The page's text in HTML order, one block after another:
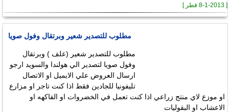
[ 8-1-2013 قطر ]
مطلوب للتصدير شعير وبرتقال وفول صويا
مطلوب للتصدير شعير (علف ) وبرتقال
وفول صويا لتصدير الي هولندا والسويد ارجو
ارسال العروض علي الايميل او الاتصال
تليفونيا للجادين فقط اذا كنت تاجر او مزارع
او موزع لاي منتج زراعي اذا كنت تعمل في الخضروات او الفاكهه او
الاعشاب او البقوليات